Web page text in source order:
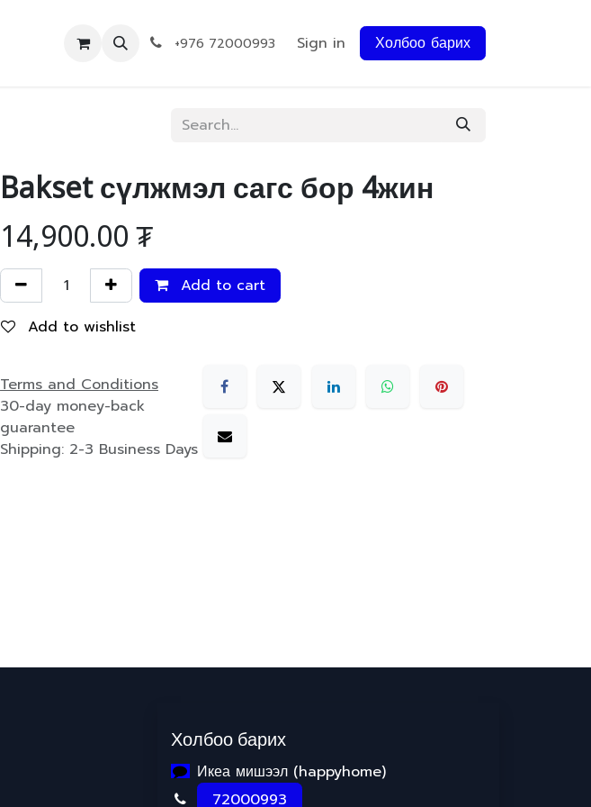
+976 72000993 Sign in Холбоо барих
Bakset сүлжмэл сагс бор 4жин
14,900.00₮
Add to cart
Add to wishlist
Terms and Conditions
30-day money-back
guarantee
Shipping: 2-3 Business Days
Холбоо барих
Икеа мишээл (happyhome)
72000993